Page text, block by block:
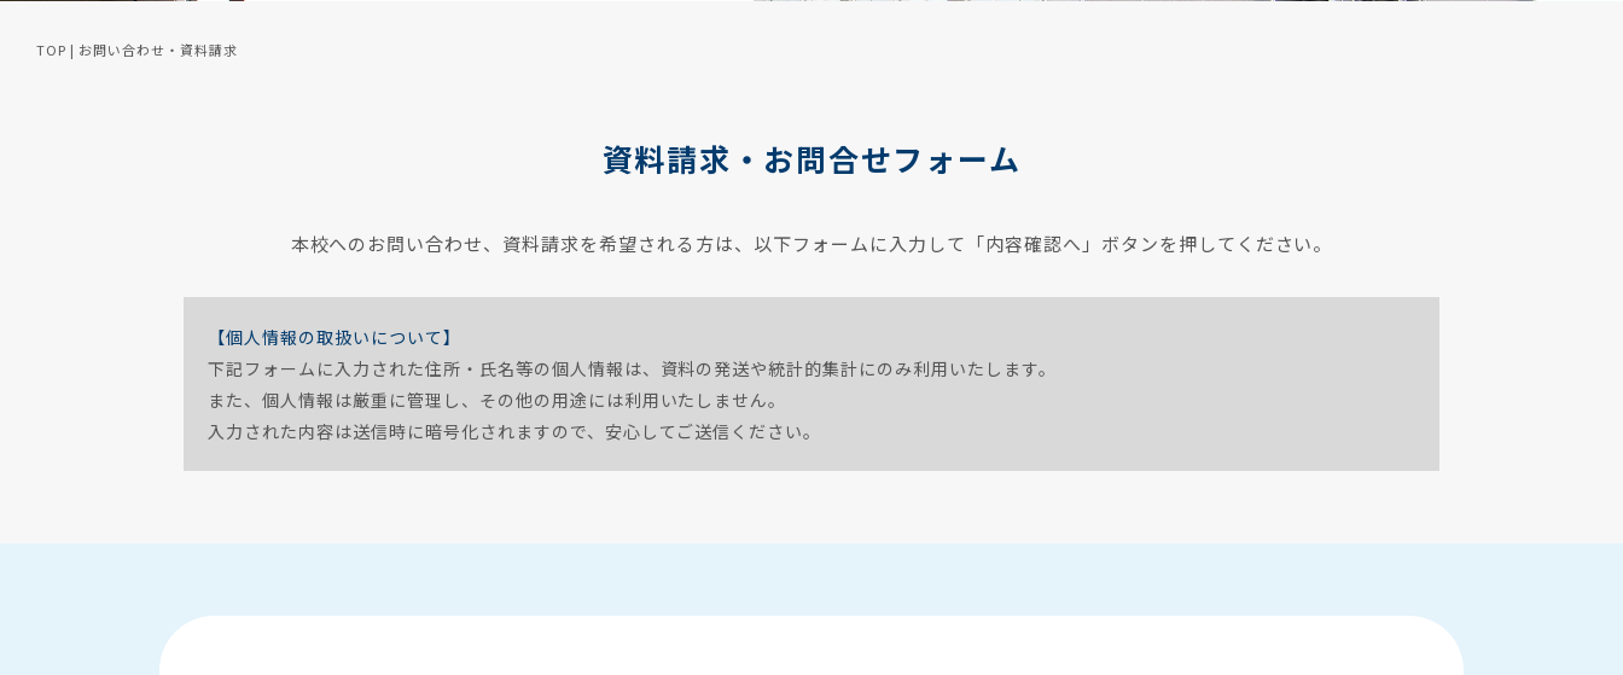
TOP | お問い合わせ・資料請求
資料請求・お問合せフォーム
本校へのお問い合わせ、資料請求を希望される方は、以下フォームに入力して「内容確認へ」ボタンを押してください。
【個人情報の取扱いについて】
下記フォームに入力された住所・氏名等の個人情報は、資料の発送や統計的集計にのみ利用いたします。
また、個人情報は厳重に管理し、その他の用途には利用いたしません。
入力された内容は送信時に暗号化されますので、安心してご送信ください。